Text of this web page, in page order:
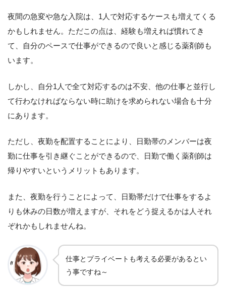
夜間の急変や急な入院は、1人で対応するケースも増えてくる
かもしれません。ただこの点は、経験も増えれば慣れてき
て、自分のペースで仕事ができるので良いと感じる薬剤師も
います。
しかし、自分1人で全て対応するのは不安、他の仕事と並行し
て行わなければならない時に助けを求められない場合も十分
にあります。
ただし、夜勤を配置することにより、日勤帯のメンバーは夜
勤に仕事を引き継ぐことができるので、日勤で働く薬剤師は
帰りやすいというメリットもあります。
また、夜勤を行うことによって、日勤帯だけで仕事をするよ
りも休みの日数が増えますが、それをどう捉えるかは人それ
ぞれかもしれませんね。
仕事とプライベートも考える必要があるとい
う事ですね～